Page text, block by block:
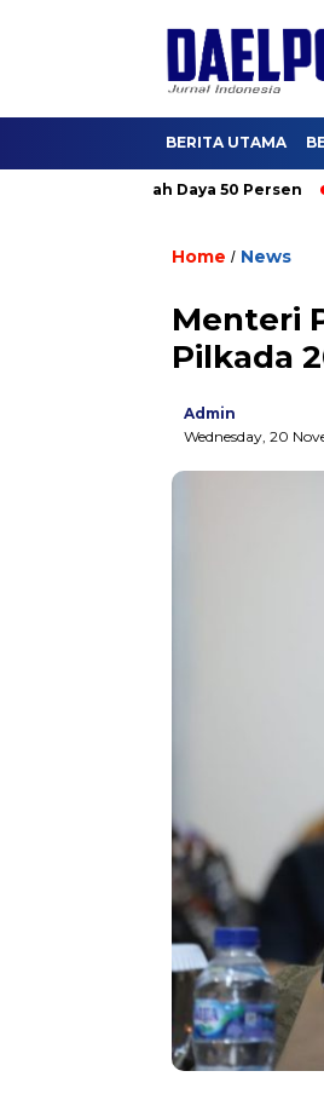
BERITA UTAMA
Tambah Daya 50 Persen Dua
Home / News
Menteri
Pilkada
Admin
Wednesday, 20